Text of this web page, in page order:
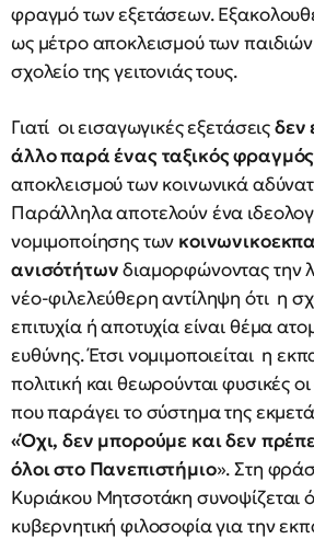
φραγμό των εξετάσεων.
ως μέτρο αποκλεισμού των
σχολείο της γειτονιάς τους.
Γιατί οι εισαγωγικές εξετάσειςδεν
άλλο παρά ένας ταξικός φραγμός
αποκλεισμού των κοινωνικά
Παράλληλα αποτελούν ένα
νομιμοποίησης των
ανισότήτωνδιαμορφώνοντας την
νέο-φιλελεύθερη αντίληψη ότι η
επιτυχία ή αποτυχία είναι θέμα
ευθύνης. Έτσι νομιμοποιείται η
πολιτική και θεωρούνται φυσικές
που παράγει το σύστημα της
«Όχι, δεν μπορούμε και δεν
όλοι στο Πανεπιστήμιο». Στη
Κυριάκου Μητσοτάκη συνοψίζεται
κυβερνητική φιλοσοφία για την